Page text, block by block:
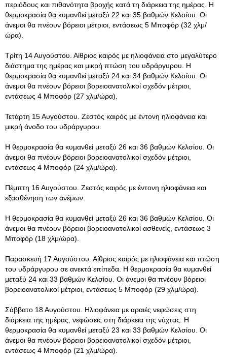
περιόδους και πιθανότητα βροχής κατά τη διάρκεια της ημέρας. Η
θερμοκρασία θα κυμανθεί μεταξύ 22 και 35 βαθμών Κελσίου. Οι
άνεμοι θα πνέουν βόρειοι μέτριοι, εντάσεως 5 Μποφόρ (32 χλμ/
ώρα).
Τρίτη 14 Αυγούστου. Αίθριος καιρός με ηλιοφάνεια στο μεγαλύτερο
διάστημα της ημέρας και μικρή πτώση του υδράργυρου. Η
θερμοκρασία θα κυμανθεί μεταξύ 24 και 34 βαθμών Κελσίου. Οι
άνεμοι θα πνέουν βόρειοι βορειοανατολικοί σχεδόν μέτριοι,
εντάσεως 4 Μποφόρ (27 χλμ/ώρα).
Τετάρτη 15 Αυγούστου. Ζεστός καιρός με έντονη ηλιοφάνεια και
μικρή άνοδο του υδράργυρου.
Η θερμοκρασία θα κυμανθεί μεταξύ 26 και 36 βαθμών Κελσίου. Οι
άνεμοι θα πνέουν βόρειοι βορειοανατολικοί σχεδόν μέτριοι,
εντάσεως 4 Μποφόρ (24 χλμ/ώρα).
Πέμπτη 16 Αυγούστου. Ζεστός καιρός με έντονη ηλιοφάνεια και
εξασθένηση των ανέμων.
Η θερμοκρασία θα κυμανθεί μεταξύ 26 και 36 βαθμών Κελσίου. Οι
άνεμοι θα πνέουν βόρειοι βορειοανατολικοί ασθενείς, εντάσεως 3
Μποφόρ (18 χλμ/ώρα).
Παρασκευή 17 Αυγούστου. Αίθριος καιρός με ηλιοφάνεια και πτώση
του υδράργυρου σε ανεκτά επίπεδα. Η θερμοκρασία θα κυμανθεί
μεταξύ 24 και 33 βαθμών Κελσίου. Οι άνεμοι θα πνέουν βόρειοι
βορειοανατολικοί μέτριοι, εντάσεως 5 Μποφόρ (29 χλμ/ώρα).
Σάββατο 18 Αυγούστου. Ηλιοφάνεια με αραιές νεφώσεις στη
διάρκεια της ημέρας, νεφώσεις στη διάρκεια της νύχτας. Η
θερμοκρασία θα κυμανθεί μεταξύ 23 και 33 βαθμών Κελσίου. Οι
άνεμοι θα πνέουν βόρειοι βορειοανατολικοί σχεδόν μέτριοι,
εντάσεως 4 Μποφόρ (21 χλμ/ώρα).